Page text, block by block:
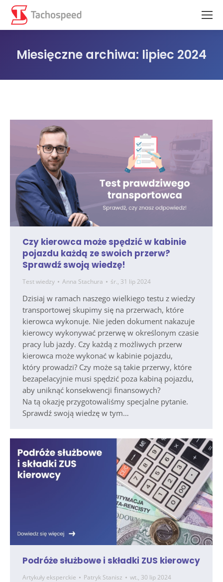
Miesięczne archiwa: lipiec 2024
Czy kierowca może spędzić w kabinie
pojazdu każdą ze swoich przerw?
Sprawdź swoją wiedzę!
Test wiedzy Anna Stachura śr., 31 lip 2024
Dzisiaj w ramach naszego wielkiego testu z wiedzy
transportowej skupimy się na przerwach, które
kierowca wykonuje. Nie jeden dokument nakazuje
kierowcy wykonywać przerwę w określonym czasie
pracy lub jazdy. Czy każdą z możliwych przerw
kierowca może wykonać w kabinie pojazdu,
który prowadzi? Czy może są takie przerwy, które
bezapelacyjnie musi spędzić poza kabiną pojazdu,
aby uniknąć konsekwencji finansowych?
Na tą okazję przygotowaliśmy specjalne pytanie.
Sprawdź swoją wiedzę w tym…
Podróże służbowe i składki ZUS kierowcy
Artykuły eksperckie Patryk Stanisz wt., 30 lip 2024